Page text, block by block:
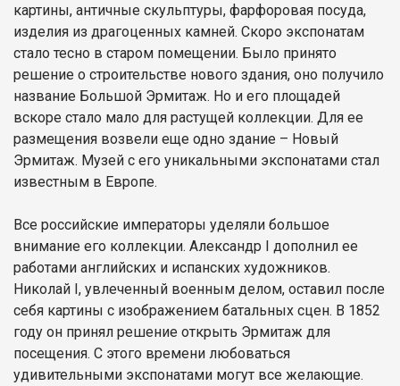
картины, античные скульптуры, фарфоровая посуда,
изделия из драгоценных камней. Скоро экспонатам
стало тесно в старом помещении. Было принято
решение о строительстве нового здания, оно получило
название Большой Эрмитаж. Но и его площадей
вскоре стало мало для растущей коллекции. Для ее
размещения возвели еще одно здание – Новый
Эрмитаж. Музей с его уникальными экспонатами стал
известным в Европе.
Все российские императоры уделяли большое
внимание его коллекции. Александр I дополнил ее
работами английских и испанских художников.
Николай I, увлеченный военным делом, оставил после
себя картины с изображением батальных сцен. В 1852
году он принял решение открыть Эрмитаж для
посещения. С этого времени любоваться
удивительными экспонатами могут все желающие.